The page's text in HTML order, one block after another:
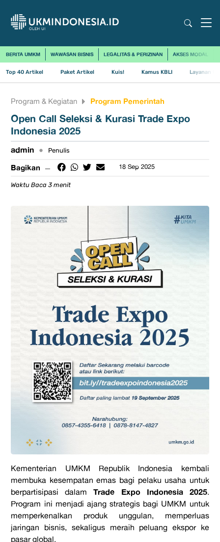
BERITA UMKM WAWASAN BISNIS LEGALITAS & PERIZINAN AKSES MODAL
Top 40 Artikel Paket Artikel Kuis! Kamus KBLI Layanan
Program & Kegiatan Program Pemerintah
Open Call Seleksi & Kurasi Trade Expo
Indonesia 2025
admin • Penulis
Bagikan 18 Sep 2025
Waktu Baca 3 menit
Kementerian UMKM Republik Indonesia kembali
membuka kesempatan emas bagi pelaku usaha untuk
berpartisipasi dalamTrade Expo Indonesia 2025.
Program ini menjadi ajang strategis bagi UMKM untuk
memperkenalkan produk unggulan, memperluas
jaringan bisnis, sekaligus meraih peluang ekspor ke
pasar global.